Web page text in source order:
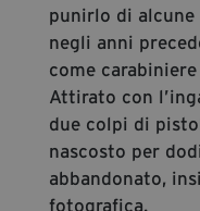
punirlo di
negli anni
come
Attirato con
due colpi di
nascosto per
abbandonato,
fotografica.